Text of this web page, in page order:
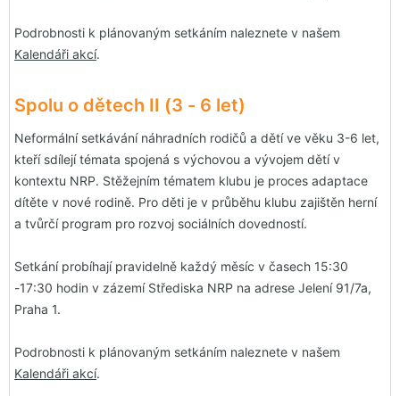
Podrobnosti k plánovaným setkáním naleznete v našem
Kalendáři akcí.
Spolu o dětech II (3 - 6 let)
Neformální setkávání náhradních rodičů a dětí ve věku 3-6 let,
kteří sdílejí témata spojená s výchovou a vývojem dětí v
kontextu NRP. Stěžejním tématem klubu je proces adaptace
dítěte v nové rodině. Pro děti je v průběhu klubu zajištěn herní
a tvůrčí program pro rozvoj sociálních dovedností.
Setkání probíhají pravidelně každý měsíc v časech 15:30
-17:30 hodin v zázemí Střediska NRP na adrese Jelení 91/7a,
Praha 1.
Podrobnosti k plánovaným setkáním naleznete v našem
Kalendáři akcí.